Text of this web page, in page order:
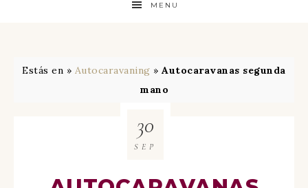
MENU
Estás en » Autocaravaning »Autocaravanas segunda
mano
30
SEP